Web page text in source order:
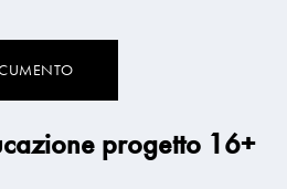
progetto 16+